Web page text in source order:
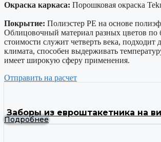
Окраска каркаса: Порошковая окраска
Покрытие: Полиэстер PE на основе
Облицовочный материал разных цветов по
стоимости служит четверть века, подходит
климата, способен выдерживать
имеет широкую сферу применения.
Отправить на расчет
Заборы из евроштакетника на
Подробнее